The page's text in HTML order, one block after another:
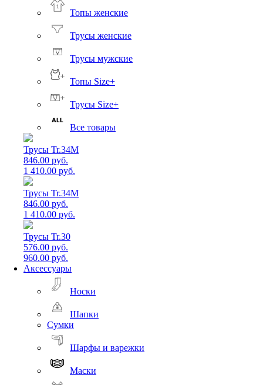
Топы женские
Трусы женские
Трусы мужские
Топы Size+
Трусы Size+
Все товары
Трусы Tr.34M
846.00 руб.
1 410.00 руб.
Трусы Tr.34M
846.00 руб.
1 410.00 руб.
Трусы Tr.30
576.00 руб.
960.00 руб.
Аксессуары
Носки
Шапки
Сумки
Шарфы и варежки
Маски